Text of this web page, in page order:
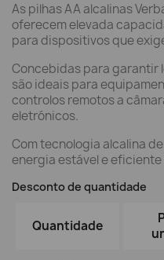
As pilhas AA alcalinas
oferecem elevada
para dispositivos que
Concebidas para garantir
são ideais para
controlos remotos a
eletrónicos.
Com tecnologia alcalina
energia estável e
Desconto de quantidade
Quantidade